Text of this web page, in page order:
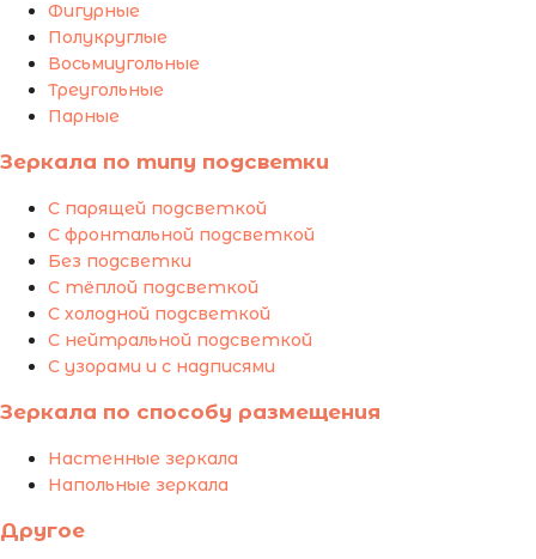
Фигурные
Полукруглые
Восьмиугольные
Треугольные
Парные
Зеркала по типу подсветки
С парящей подсветкой
С фронтальной подсветкой
Без подсветки
С тёплой подсветкой
С холодной подсветкой
С нейтральной подсветкой
С узорами и с надписями
Зеркала по способу размещения
Настенные зеркала
Напольные зеркала
Другое